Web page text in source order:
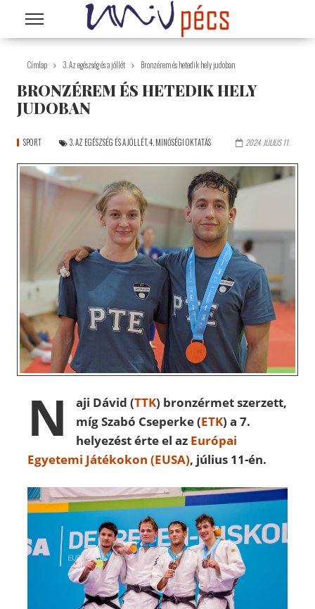
Ugrás a tartalomra
Címlap 3. Az egészség és a jóllét Bronzérem és hetedik hely judoban
BRONZÉREM ÉS HETEDIK HELY
JUDOBAN
SPORT 3. AZ EGÉSZSÉG ÉS A JÓLLÉT,4. MINŐSÉGI OKTATÁS 2024. JÚLIUS 11.
N aji Dávid (TTK) bronzérmet szerzett,
míg Szabó Cseperke (ETK) a 7.
helyezést érte el az Európai
Egyetemi Játékokon (EUSA), július 11-én.